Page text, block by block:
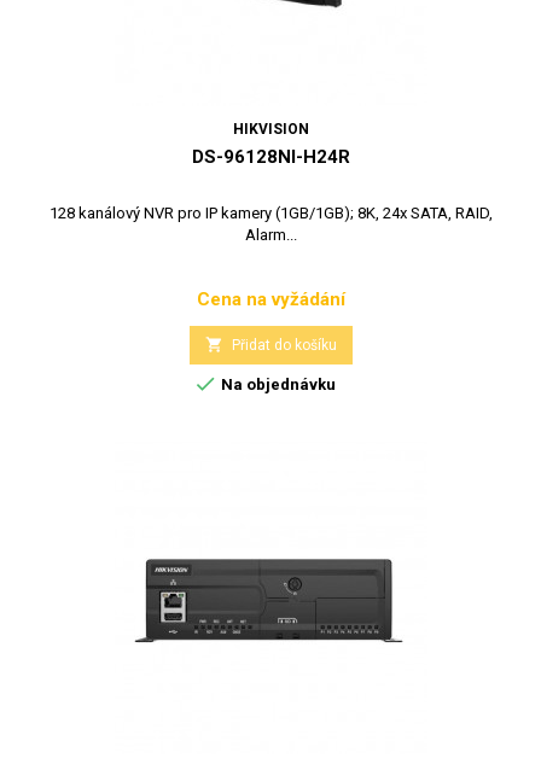
HIKVISION
DS-96128NI-H24R
128 kanálový NVR pro IP kamery (1GB/1GB); 8K, 24x SATA, RAID,
Alarm...
Cena
Cena na vyžádání
 Přidat do košíku
 Na objednávku